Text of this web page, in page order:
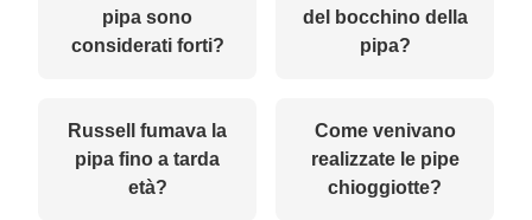
pipa sono
considerati forti?
del bocchino della
pipa?
Russell fumava la
pipa fino a tarda
età?
Come venivano
realizzate le pipe
chioggiotte?